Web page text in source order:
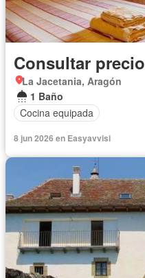
Consultar precio
La Jacetania, Aragón
1 Baño
Cocina equipada
8 jun 2026 en Easyavvisi